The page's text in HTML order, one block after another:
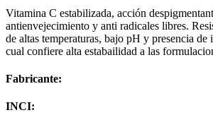
Vitamina C estabilizada, acción
antienvejecimiento y anti radicales libres.
de altas temperaturas, bajo pH y presencia de
cual confiere alta estabailidad a las
Fabricante:
INCI: